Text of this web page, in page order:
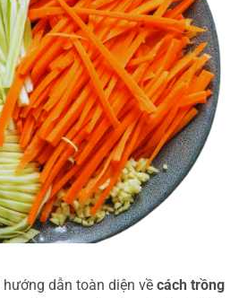
dẫn toàn diện về cách trồng